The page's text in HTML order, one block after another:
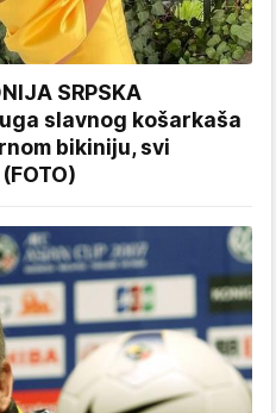
SRPSKA
slavnog košarkaša
bikiniju, svi